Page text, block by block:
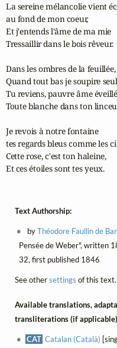
La sereine mélancolie vient
au fond de mon coeur,
Et j'entends l'âme de ma mie
Tressaillir dans le bois rêveur.
Dans les ombres de la feuillée,
Quand tout bas je soupire
Tu reviens, pauvre âme
Toute blanche dans ton
Je revois à notre fontaine
tes regards bleus comme les
Cette rose, c'est ton haleine,
Et ces étoiles sont tes yeux.
Text Authorship:
byThéodore Faullin de
Pensée de Weber", written
32, first published 1846
See othersettings of this text.
Available translations,
transliterations (if
CAT Catalan (Català)